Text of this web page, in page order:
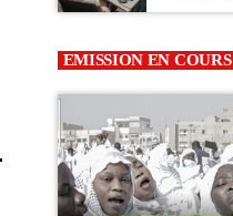
EMISSION EN COURS